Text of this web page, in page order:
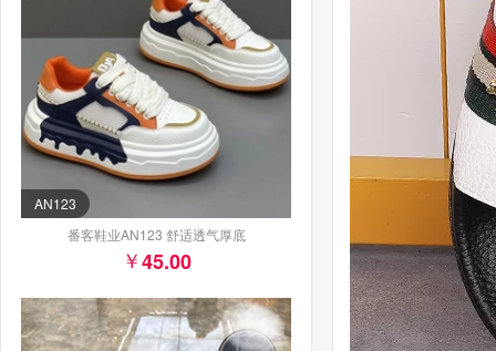
AN123
番客鞋业AN123 舒适透气厚底
45.00